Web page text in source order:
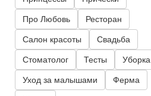
Про Любовь Ресторан
Салон красоты Свадьба
Стоматолог Тесты Уборка
Уход за малышами Ферма